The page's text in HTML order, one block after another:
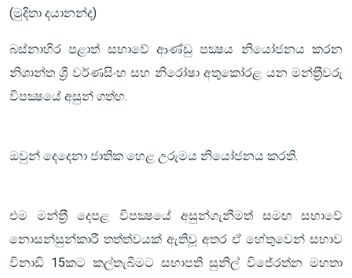
(මුදිතා දයානන්ද)
බස්නාහිර පළාත් සභාවේ ආණ්ඩු පක්‍ෂය නියෝජනය කරන
නිශාන්ත ශ්‍රී වර්ණසිංහ සහ නිරෝෂා අතුකෝරළ යන මන්ත‍්‍රීවරු
විපක්‍ෂයේ අසුන් ගත්හ.
ඔවුන් දෙදෙනා ජාතික හෙළ උරුමය නියෝජනය කරති.
එම මන්ත‍්‍රී දෙපළ විපක්‍ෂයේ අසුන්ගැනීමත් සමඟ සභාවේ
නොසන්සුන්කාරී තත්ත්වයක් ඇතිවූ අතර ඒ හේතුවෙන් සභාව
විනාඩි 15කට කල්තැබීමට සභාපති සුනිල් විජේරත්න මහතා